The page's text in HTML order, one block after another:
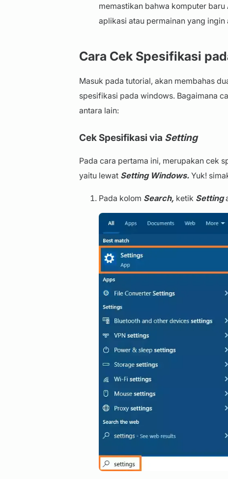
memastikan bahwa komputer
aplikasi atau permainan yang ingin
Cara Cek Spesifikasi
Masuk pada tutorial, akan membahas
spesifikasi pada windows. Bagaimana
antara lain:
Cek Spesifikasi via Setting
Pada cara pertama ini, merupakan cek
yaitu lewat Setting Windows. Yuk!
Pada kolom Search, ketik Setting